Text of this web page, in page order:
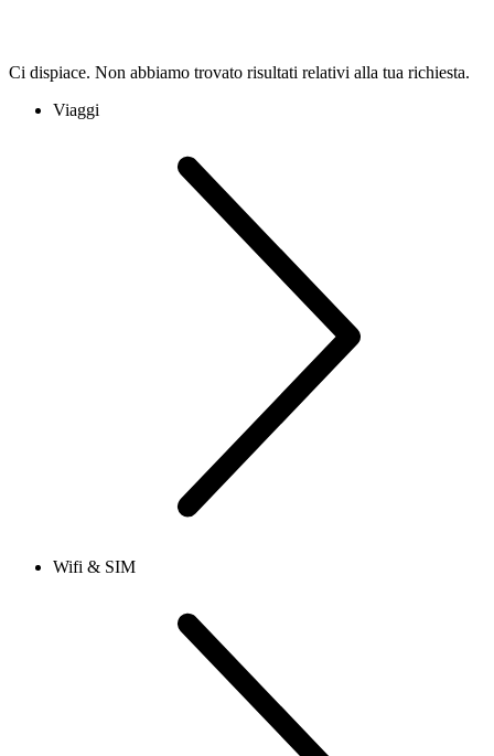
Ci dispiace. Non abbiamo trovato risultati relativi alla tua richiesta.
Viaggi
Wifi & SIM